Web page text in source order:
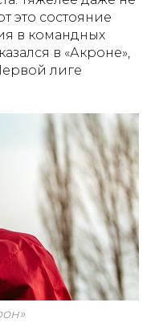
это состояние
в командных
в «Акроне»,
лиге